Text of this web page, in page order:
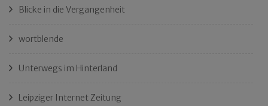
Blicke in die Vergangenheit
wortblende
Unterwegs im Hinterland
Leipziger Internet Zeitung